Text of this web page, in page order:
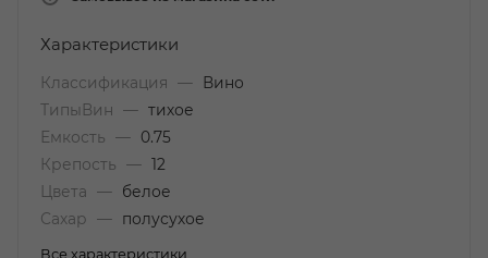
Характеристики
Классификация
Вино
ТипыВин
тихое
Емкость
0.75
Крепость
12
Цвета
белое
Сахар
полусухое
Все характеристики